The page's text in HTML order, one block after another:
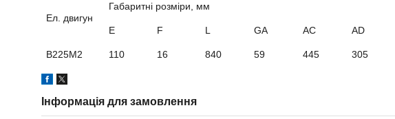
Ел. двигун
Габаритні розміри, мм
E F L GA AC АD
В225М2 110 16 840 59 445 305
Інформація для замовлення